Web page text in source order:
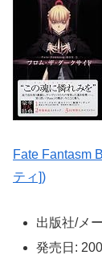
Fate Fantasm
ティ])
出版社/メ
発売日: